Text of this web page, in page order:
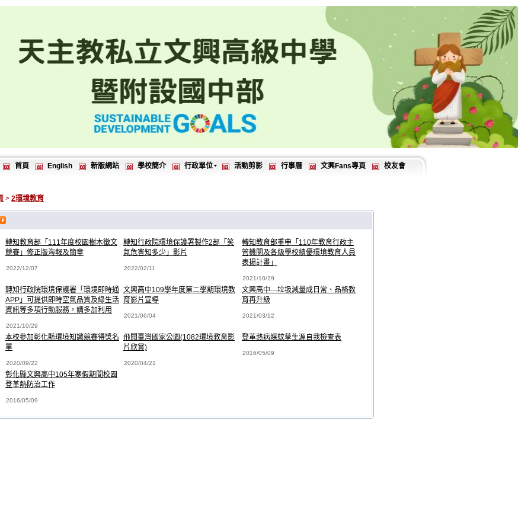
首頁 English 新版網站 學校簡介 行政單位 活動剪影 行事曆 文興Fans專頁 校友會
> 2環境教育
轉知教育部「111年度校園樹木徵文
競賽」修正版海報及簡章
2022/12/07
轉知行政院環境保護署製作2部「笑
氣危害知多少」影片
2022/02/11
轉知教育部重申「110年教育行政主
管機關及各級學校績優環境教育人員
表揚計畫」
2021/10/29
轉知行政院環境保護署「環境即時通
APP」可提供即時空氣品質及綠生活
資訊等多項行動服務，請多加利用
2021/10/29
文興高中109學年度第二學期環境教
育影片宣導
2021/06/04
文興高中---垃圾減量成日常、品格教
育再升級
2021/03/12
本校參加彰化縣環境知識競賽得獎名
單
2020/09/22
飛閱臺灣國家公園(1082環境教育影
片欣賞)
2020/04/21
登革熱病媒蚊孳生源自我檢查表
2016/05/09
彰化縣文興高中105年寒假期間校園
登革熱防治工作
2016/05/09